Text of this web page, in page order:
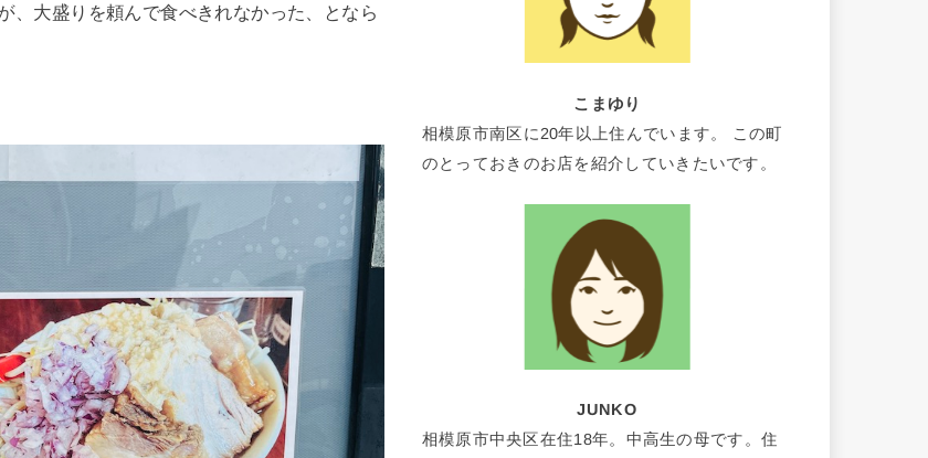
、大盛りを頼んで食べきれなかった、となら
こまゆり
相模原市南区に20年以上住んでいます。 この町
のとっておきのお店を紹介していきたいです。
JUNKO
相模原市中央区在住18年。中高生の母です。住